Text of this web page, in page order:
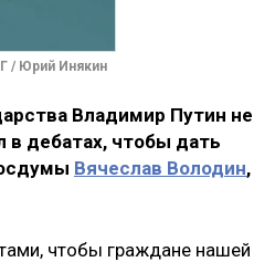
/ Юрий Инякин
Владимир Путин не
в дебатах, чтобы дать
Вячеслав Володин,
чтобы граждане нашей